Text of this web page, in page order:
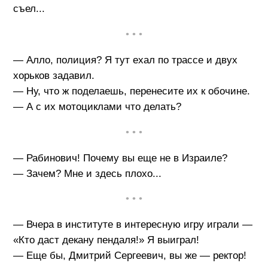
съел...
• • •
— Алло, полиция? Я тут ехал по трассе и двух
хорьков задавил.
— Ну, что ж поделаешь, перенесите их к обочине.
— А с их мотоциклами что делать?
• • •
— Рабинович! Почему вы еще не в Израиле?
— Зачем? Мне и здесь плохо...
• • •
— Вчера в институте в интересную игру играли —
«Кто даст декану пендаля!» Я выиграл!
— Еще бы, Дмитрий Сергеевич, вы же — ректор!